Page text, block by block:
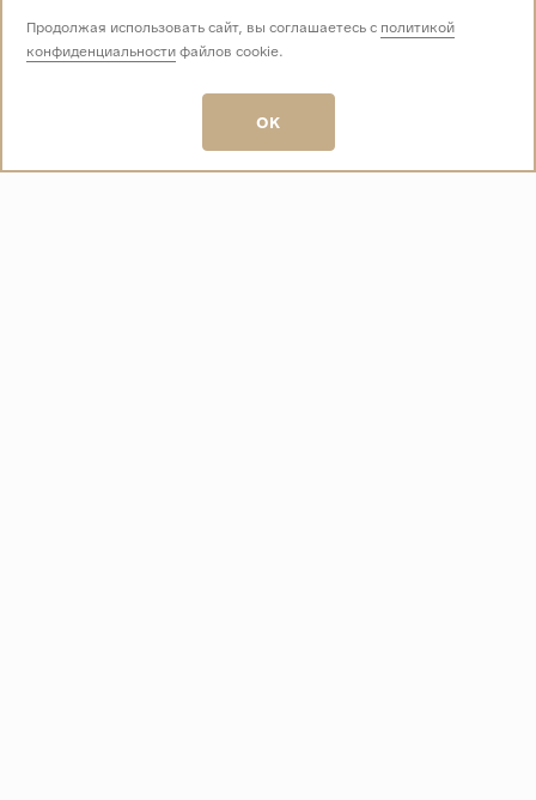
Звоните нам:
пн-вс 10:00 - 19:00
E-mail:
info@baza-plitki.ru
Продолжая использовать сайт, вы соглашаетесь с политикой
конфиденциальностифайлов cookie.
OK